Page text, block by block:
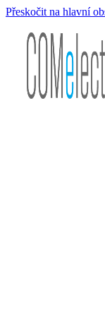
Přeskočit na hlavní